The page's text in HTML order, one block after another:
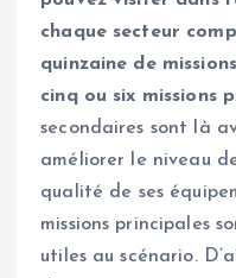
chaque secteur
quinzaine de
cinq ou six missions
secondaires sont là
améliorer le niveau
qualité de ses
missions principales
utiles au scénario.